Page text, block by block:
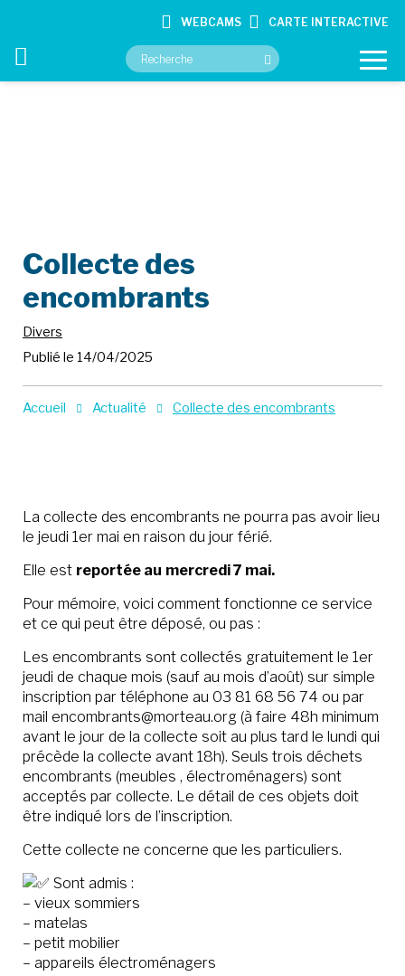
WEBCAMS CARTE INTERACTIVE
CONTACT
Collecte des
encombrants
Divers
Publié le 14/04/2025
Accueil Actualité Collecte des encombrants
La collecte des encombrants ne pourra pas avoir lieu
le jeudi 1er mai en raison du jour férié.
Elle est reportée au mercredi 7 mai.
Pour mémoire, voici comment fonctionne ce service
et ce qui peut être déposé, ou pas :
Les encombrants sont collectés gratuitement le 1er
jeudi de chaque mois (sauf au mois d’août) sur simple
inscription par téléphone au 03 81 68 56 74 ou par
mail encombrants@morteau.org (à faire 48h minimum
avant le jour de la collecte soit au plus tard le lundi qui
précède la collecte avant 18h). Seuls trois déchets
encombrants (meubles , électroménagers) sont
acceptés par collecte. Le détail de ces objets doit
être indiqué lors de l’inscription.
Cette collecte ne concerne que les particuliers.
Sont admis :
– vieux sommiers
– matelas
– petit mobilier
– appareils électroménagers